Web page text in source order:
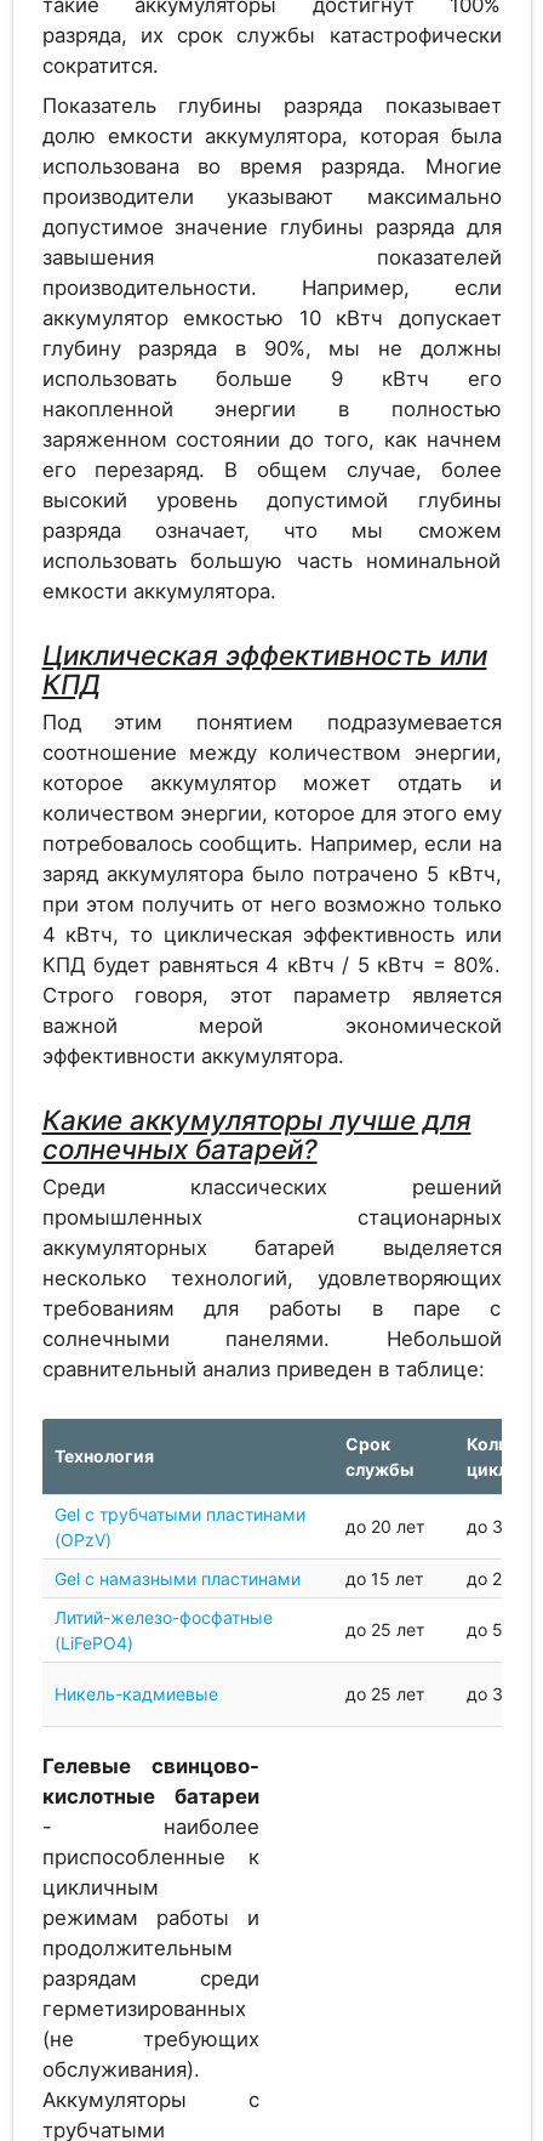
GAZ SOL 1385 G
Аккумулятор
Аккумулятор
Alcad PV 1420
Аккумулятор
GAZ SOL 1525 G
Аккумулятор
Alcad PV 1470
Аккумулятор
Alcad PV 1520
Аккумулятор
Alcad PV 1570
Аккумулятор
Alcad PV 1670
Аккумулятор
Alcad PV 1720
Аккумулятор
Alcad PV 1775
Аккумулятор
Alcad PV 1830
Аккумулятор
EverExceed MR 2-50
Аккумулятор
разряда, их срок службы катастрофически
сократится.
Показатель глубины разряда показывает
долю емкости аккумулятора, которая была
использована во время разряда. Многие
производители указывают максимально
допустимое значение глубины разряда для
завышения показателей
производительности. Например, если
аккумулятор емкостью 10 кВтч допускает
глубину разряда в 90%, мы не должны
использовать больше 9 кВтч его
накопленной энергии в полностью
заряженном состоянии до того, как начнем
его перезаряд. В общем случае, более
высокий уровень допустимой глубины
разряда означает, что мы сможем
использовать большую часть номинальной
емкости аккумулятора.
Циклическая эффективность или
КПД
Под этим понятием подразумевается
соотношение между количеством энергии,
которое аккумулятор может отдать и
количеством энергии, которое для этого ему
потребовалось сообщить. Например, если на
заряд аккумулятора было потрачено 5 кВтч,
при этом получить от него возможно только
4 кВтч, то циклическая эффективность или
КПД будет равняться 4 кВтч / 5 кВтч = 80%.
Строго говоря, этот параметр является
важной мерой экономической
эффективности аккумулятора.
Какие аккумуляторы лучше для
солнечных батарей?
Среди классических решений
промышленных стационарных
аккумуляторных батарей выделяется
несколько технологий, удовлетворяющих
требованиям для работы в паре с
солнечными панелями. Небольшой
сравнительный анализ приведен в таблице:
Технология
Срок
службы
циклов
Gel с трубчатыми пластинами
(OPzV)
до 20 лет до 3000
Gel с намазными пластинами до 15 лет
до 2000
Литий-железо-фосфатные
(LiFePO4)
до 25 лет до 5000
Никель-кадмиевые до 25 лет до 3000
Гелевые свинцово-
кислотные батареи
- наиболее
приспособленные к
цикличным
режимам работы и
продолжительным
разрядам среди
герметизированных
(не требующих
обслуживания).
Аккумуляторы с
трубчатыми